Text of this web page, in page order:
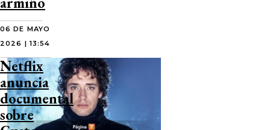
06 DE MAYO
2026 | 13:54
Netflix
anuncia
documental
sobre